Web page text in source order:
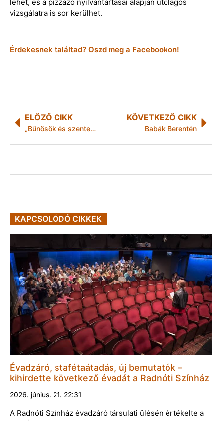
lehet, és a pizzázó nyilvántartásai alapján utólagos
vizsgálatra is sor kerülhet.
Érdekesnek találtad? Oszd meg a Facebookon!
ELŐZŐ CIKK
„Bűnösök és szentek”: a Greenpeace 13 európai város légszennyezettségét pontozta
KÖVETKEZŐ CIKK
Babák Berentén
KAPCSOLÓDÓ CIKKEK
Évadzáró, stafétaátadás, új bemutatók –
kihirdette következő évadát a Radnóti Színház
2026. június. 21. 22:31
A Radnóti Színház évadzáró társulati ülésén értékelte a